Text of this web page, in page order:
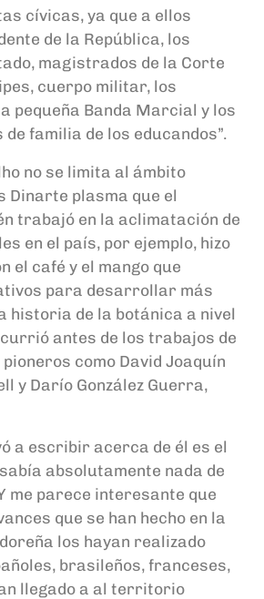
cívicas, ya que a ellos
de la República, los
magistrados de la Corte
cuerpo militar, los
pequeña Banda Marcial y los
familia de los educandos”.
no se limita al ámbito
Dinarte plasma que el
trabajó en la aclimatación de
en el país, por ejemplo, hizo
el café y el mango que
para desarrollar más
historia de la botánica a nivel
antes de los trabajos de
como David Joaquín
y Darío González Guerra,
a escribir acerca de él es el
absolutamente nada de
me parece interesante que
que se han hecho en la
los hayan realizado
brasileños, franceses,
llegado a al territorio